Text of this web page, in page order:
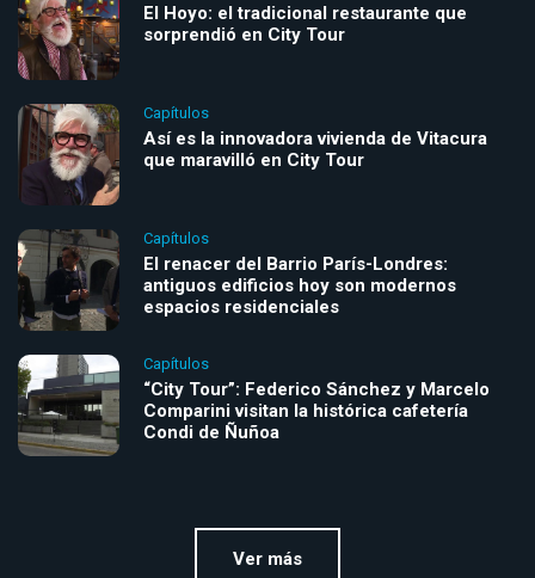
El Hoyo: el tradicional restaurante que
sorprendió en City Tour
Capítulos
Así es la innovadora vivienda de Vitacura
que maravilló en City Tour
Capítulos
El renacer del Barrio París-Londres:
antiguos edificios hoy son modernos
espacios residenciales
Capítulos
“City Tour”: Federico Sánchez y Marcelo
Comparini visitan la histórica cafetería
Condi de Ñuñoa
Ver más